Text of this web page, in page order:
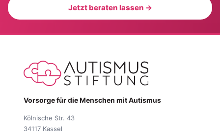
Jetzt beraten lassen →
Vorsorge für die Menschen mit Autismus
Kölnische Str. 43
34117 Kassel